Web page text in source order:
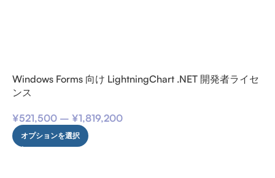
Windows Forms 向け LightningChart .NET 開発者ライセ
ンス
¥521,500 – ¥1,819,200
オプションを選択